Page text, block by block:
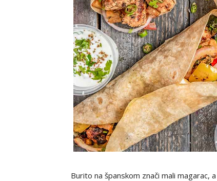
Burito na španskom znači mali magarac,